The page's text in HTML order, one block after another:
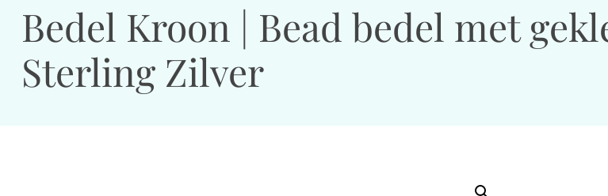
Bedel Kroon | Bead bedel met
Sterling Zilver